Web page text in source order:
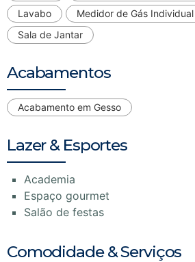
Lavabo
Medidor de Gás Individual
Sala de Jantar
Acabamentos
Acabamento em Gesso
Lazer & Esportes
Academia
Espaço gourmet
Salão de festas
Comodidade & Serviços